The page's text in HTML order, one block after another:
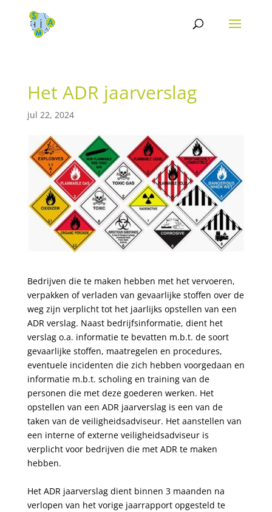
Het ADR jaarverslag
jul 22, 2024
Bedrijven die te maken hebben met het vervoeren,
verpakken of verladen van gevaarlijke stoffen over de
weg zijn verplicht tot het jaarlijks opstellen van een
ADR verslag. Naast bedrijfsinformatie, dient het
verslag o.a. informatie te bevatten m.b.t. de soort
gevaarlijke stoffen, maatregelen en procedures,
eventuele incidenten die zich hebben voorgedaan en
informatie m.b.t. scholing en training van de
personen die met deze goederen werken. Het
opstellen van een ADR jaarverslag is een van de
taken van de veiligheidsadviseur. Het aanstellen van
een interne of externe veiligheidsadviseur is
verplicht voor bedrijven die met ADR te maken
hebben.
Het ADR jaarverslag dient binnen 3 maanden na
verlopen van het vorige jaarrapport opgesteld te